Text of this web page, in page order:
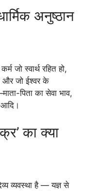
अनुष्ठान
जो स्वार्थ रहित हो,
और जो ईश्वर के
पिता का सेवा भाव,
का क्या
व्यवस्था है — यज्ञ से